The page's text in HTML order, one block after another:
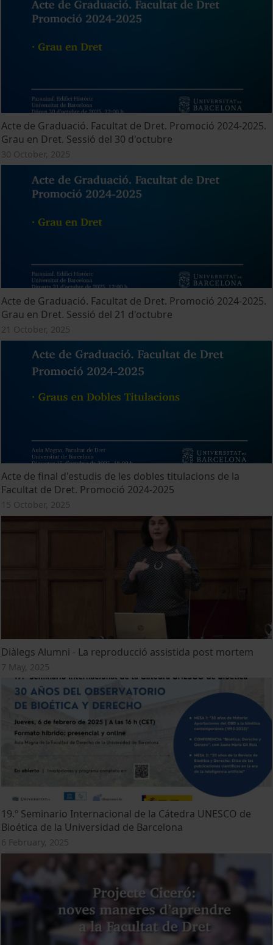
Acte de Graduació. Facultat de Dret. Promoció 2024-2025.
Grau en Dret. Sessió del 30 d'octubre
30 October, 2025
Acte de Graduació. Facultat de Dret. Promoció 2024-2025.
Grau en Dret. Sessió del 21 d'octubre
21 October, 2025
Acte de final d'estudis de les dobles titulacions de la
Facultat de Dret. Promoció 2024-2025
15 October, 2025
Diàlegs Alumni - La reproducció assistida post mortem
7 May, 2025
19.º Seminario Internacional de la Cátedra UNESCO de
Bioética de la Universidad de Barcelona
6 February, 2025